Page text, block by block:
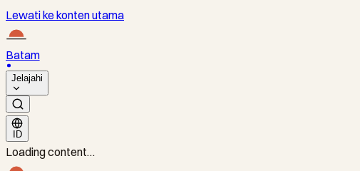
Lewati ke konten utama
Batam
Jelajahi
ID
Loading content…